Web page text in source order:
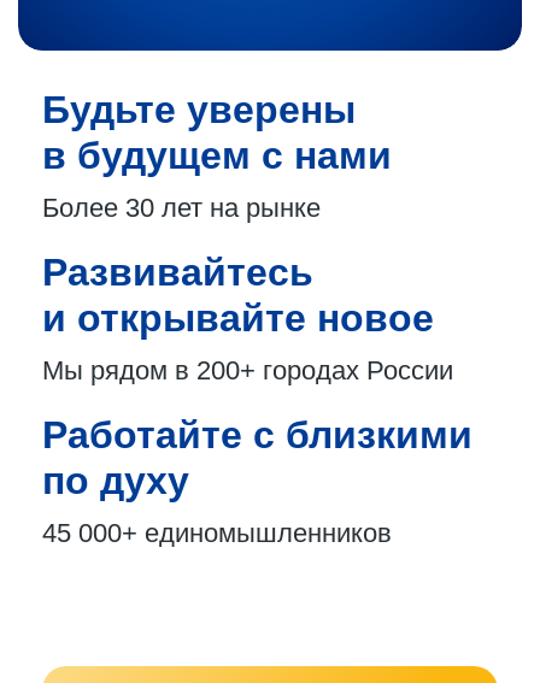
Будьте уверены
в будущем с нами
Более 30 лет на рынке
Развивайтесь
и открывайте новое
Мы рядом в 200+ городах России
Работайте с близкими
по духу
45 000+ единомышленников